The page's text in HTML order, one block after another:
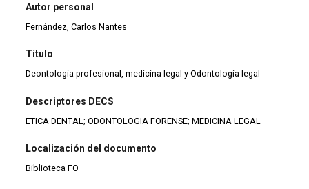
Autor personal
Fernández, Carlos Nantes
Título
Deontologia profesional, medicina legal y Odontología legal
Descriptores DECS
ETICA DENTAL; ODONTOLOGIA FORENSE; MEDICINA LEGAL
Localización del documento
Biblioteca FO